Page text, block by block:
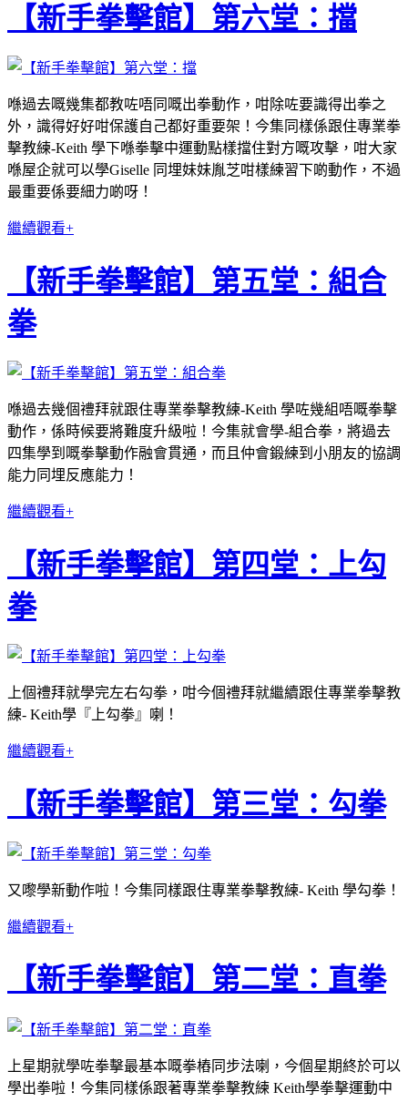
【新手拳擊館】第六堂：擋
喺過去嘅幾集都教咗唔同嘅出拳動作，咁除咗要識得出拳之
外，識得好好咁保護自己都好重要架！今集同樣係跟住專業拳
擊教練-Keith 學下喺拳擊中運動點樣擋住對方嘅攻擊，咁大家
喺屋企就可以學Giselle 同埋妹妹胤芝咁樣練習下啲動作，不過
最重要係要細力啲呀！
繼續觀看+
【新手拳擊館】第五堂：組合
拳
喺過去幾個禮拜就跟住專業拳擊教練-Keith 學咗幾組唔嘅拳擊
動作，係時候要將難度升級啦！今集就會學-組合拳，將過去
四集學到嘅拳擊動作融會貫通，而且仲會鍛練到小朋友的協調
能力同埋反應能力！
繼續觀看+
【新手拳擊館】第四堂：上勾
拳
上個禮拜就學完左右勾拳，咁今個禮拜就繼續跟住專業拳擊教
練- Keith學『上勾拳』喇！
繼續觀看+
【新手拳擊館】第三堂：勾拳
又嚟學新動作啦！今集同樣跟住專業拳擊教練- Keith 學勾拳！
繼續觀看+
【新手拳擊館】第二堂：直拳
上星期就學咗拳擊最基本嘅拳樁同步法喇，今個星期終於可以
學出拳啦！今集同樣係跟著專業拳擊教練 Keith學拳擊運動中